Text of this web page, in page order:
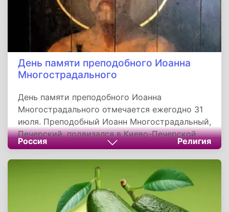
День памяти преподобного Иоанна
Многострадального
День памяти преподобного Иоанна
Многострадального отмечается ежегодно 31
июля. Преподобный Иоанн Многострадальный,
Печерский, подвизался в Киево-Печерской
лавре. Подвижник рассказывал, что от самой
юности много страдал, мучимый похотью
плоти, и ничто не могло избавить от нее - ни
голод, ни жажда, ни тяжелые вериги.
Россия Религия